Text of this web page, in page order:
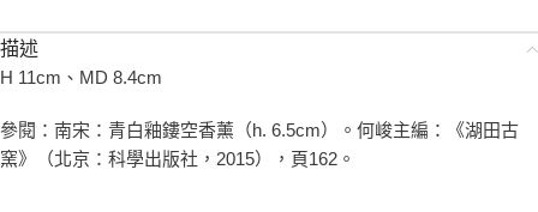
描述
H 11cm、MD 8.4cm
參閱：南宋：青白釉鏤空香薰（h. 6.5cm）。何峻主編：《湖田古
窯》（北京：科學出版社，2015），頁162。